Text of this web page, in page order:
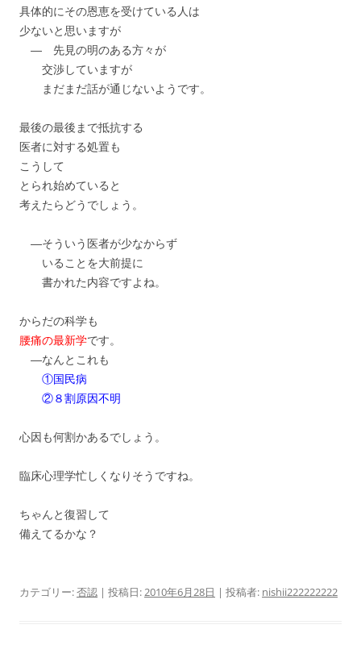
具体的にその恩恵を受けている人は
少ないと思いますが
― 先見の明のある方々が
交渉していますが
まだまだ話が通じないようです。
最後の最後まで抵抗する
医者に対する処置も
こうして
とられ始めていると
考えたらどうでしょう。
―そういう医者が少なからず
いることを大前提に
書かれた内容ですよね。
からだの科学も
腰痛の最新学です。
―なんとこれも
①国民病
②８割原因不明
心因も何割かあるでしょう。
臨床心理学忙しくなりそうですね。
ちゃんと復習して
備えてるかな？
カテゴリー:否認 | 投稿日:2010年6月28日 | 投稿者: nishii222222222